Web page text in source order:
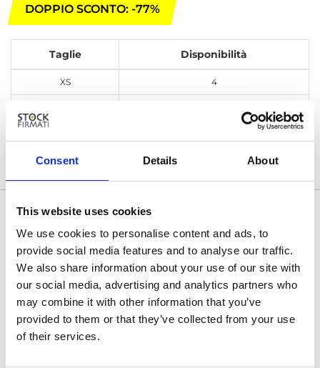
Consent Details About
This website uses cookies
We use cookies to personalise content and ads, to
provide social media features and to analyse our traffic.
We also share information about your use of our site with
our social media, advertising and analytics partners who
may combine it with other information that you’ve
provided to them or that they’ve collected from your use
of their services.
DOPPIO SCONTO: -77%
Taglie Disponibilità
XS 4
Iscriviti